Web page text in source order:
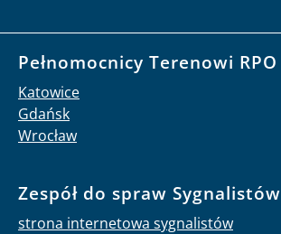
Pełnomocnicy Terenowi RPO
Katowice
Gdańsk
Wrocław
Zespół do spraw Sygnalistów
strona internetowa sygnalistów